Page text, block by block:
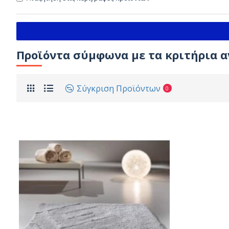
Προϊόντα σύμφωνα με τα κριτήρια
Σύγκριση Προϊόντων 0